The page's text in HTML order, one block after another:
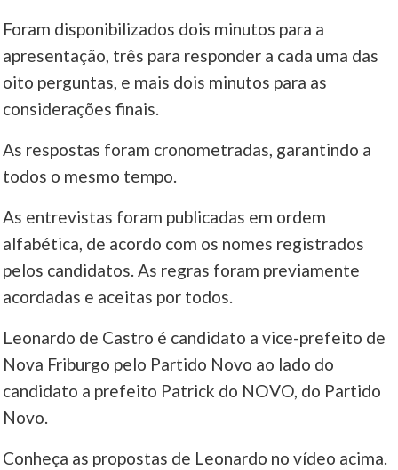
Foram disponibilizados dois minutos para a
apresentação, três para responder a cada uma das
oito perguntas, e mais dois minutos para as
considerações finais.
As respostas foram cronometradas, garantindo a
todos o mesmo tempo.
As entrevistas foram publicadas em ordem
alfabética, de acordo com os nomes registrados
pelos candidatos. As regras foram previamente
acordadas e aceitas por todos.
Leonardo de Castro é candidato a vice-prefeito de
Nova Friburgo pelo Partido Novo ao lado do
candidato a prefeito Patrick do NOVO, do Partido
Novo.
Conheça as propostas de Leonardo no vídeo acima.